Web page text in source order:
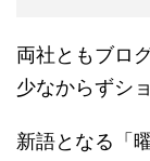
両社ともブロ
少なからずシ
新語となる「